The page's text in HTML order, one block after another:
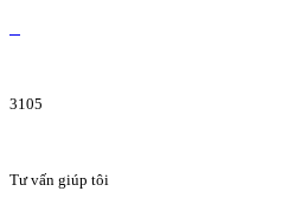
3105
Tư vấn giúp tôi